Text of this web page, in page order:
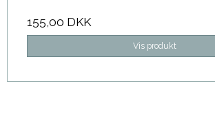
155,00 DKK
Vis produkt